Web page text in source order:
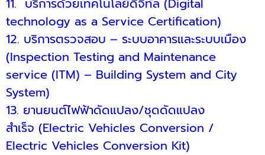
technology as a Service Certification)
12. บริการตรวจสอบ – ระบบอาคารและระบบเมือง
(Inspection Testing and Maintenance
service (ITM) – Building System and City
System)
13. ยานยนต์ไฟฟ้าดัดแปลง/ชุดดัดแปลง
สำเร็จ (Electric Vehicles Conversion /
Electric Vehicles Conversion Kit)